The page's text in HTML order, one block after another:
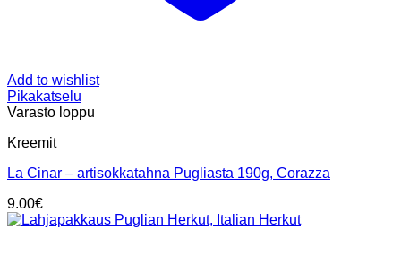
Add to wishlist
Pikakatselu
Varasto loppu
Kreemit
La Cinar – artisokkatahna Pugliasta 190g, Corazza
9.00€